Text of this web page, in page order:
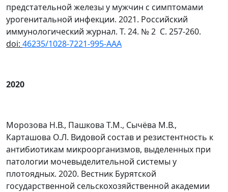
предстательной железы у мужчин с симптомами
урогенитальной инфекции. 2021. Российский
иммунологический журнал. Т. 24. № 2 С. 257-260.
doi: 46235/1028-7221-995-AAA
2020
Морозова Н.В., Пашкова Т.М., Сычёва М.В.,
Карташова О.Л. Видовой состав и резистентность к
антибиотикам микроорганизмов, выделенных при
патологии мочевыделительной системы у
плотоядных. 2020. Вестник Бурятской
государственной сельскохозяйственной академии